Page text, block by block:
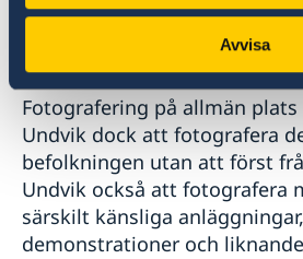
Avvisa
uppehållstillstånd) eller pass.
sådana kan leda till att du
Fotografering på allmän
Undvik dock att fotografera
befolkningen utan att först
Undvik också att fotografera
särskilt känsliga
demonstrationer och